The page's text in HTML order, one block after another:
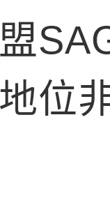
位